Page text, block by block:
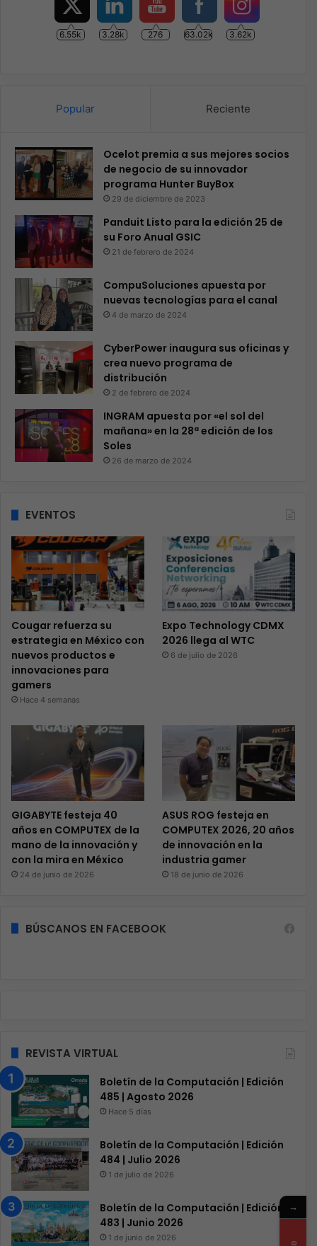
6.55k 3.28k 276 63.02k 3.62k
Popular Reciente
Ocelot premia a sus mejores socios
de negocio de su innovador
programa Hunter BuyBox
29 de diciembre de 2023
Panduit Listo para la edición 25 de
su Foro Anual GSIC
21 de febrero de 2024
CompuSoluciones apuesta por
nuevas tecnologías para el canal
4 de marzo de 2024
CyberPower inaugura sus oficinas y
crea nuevo programa de
distribución
2 de febrero de 2024
INGRAM apuesta por «el sol del
mañana» en la 28ª edición de los
Soles
26 de marzo de 2024
EVENTOS
Cougar refuerza su
estrategia en México con
nuevos productos e
innovaciones para
gamers
Hace 4 semanas
Expo Technology CDMX
2026 llega al WTC
6 de julio de 2026
GIGABYTE festeja 40
años en COMPUTEX de la
mano de la innovación y
con la mira en México
24 de junio de 2026
ASUS ROG festeja en
COMPUTEX 2026, 20 años
de innovación en la
industria gamer
18 de junio de 2026
BÚSCANOS EN FACEBOOK
REVISTA VIRTUAL
Boletín de la Computación | Edición
485 | Agosto 2026
Hace 5 días
Boletín de la Computación | Edición
484 | Julio 2026
1 de julio de 2026
Boletín de la Computación | Edición
483 | Junio 2026
1 de junio de 2026
→